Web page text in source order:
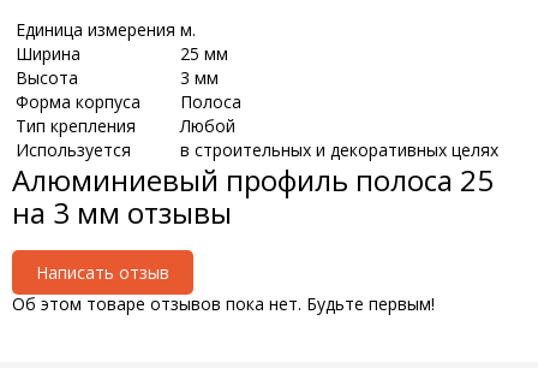
Единица измерения м.
Ширина
25 мм
Высота
3 мм
Форма корпуса
Полоса
Тип крепления
Любой
Используется
в строительных и декоративных целях
Алюминиевый профиль полоса 25
на 3 мм отзывы
Написать отзыв
Об этом товаре отзывов пока нет. Будьте первым!